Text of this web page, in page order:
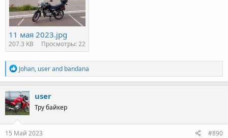
11 мая 2023.jpg
207.3 KB Просмотры: 22
R
e
a
c
t
i
o
n
s
Johan, userand bandana
user
Тру байкер
15 Май 2023 #890